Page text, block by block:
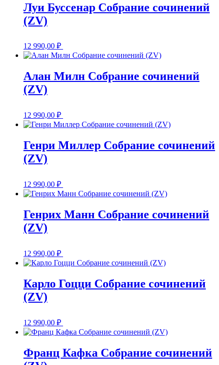
Луи Буссенар Собрание сочинений
(ZV)
12 990,00 ₽
Алан Милн Собрание сочинений
(ZV)
12 990,00 ₽
Генри Миллер Собрание сочинений
(ZV)
12 990,00 ₽
Генрих Манн Собрание сочинений
(ZV)
12 990,00 ₽
Карло Гоцци Собрание сочинений
(ZV)
12 990,00 ₽
Франц Кафка Собрание сочинений